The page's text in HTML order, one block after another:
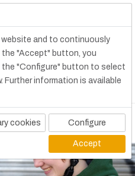
and to continuously
the "Accept" button, you
"Configure" button to select
Further information is available
cookies Configure
Accept